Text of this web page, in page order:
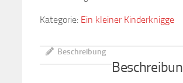
Kategorie: Ein kleiner Kinderknigge
Beschreibung